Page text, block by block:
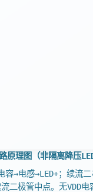
原理图（非隔离降压
→电感→LED+；续流
二极管中点。无VDD电